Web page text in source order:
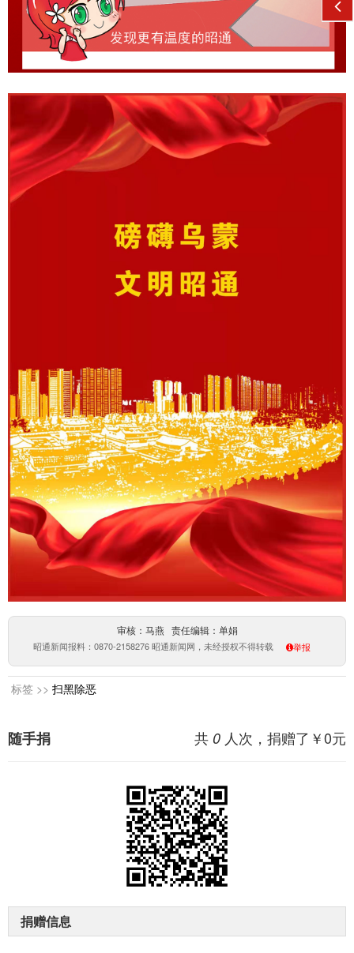
审核：马燕 责任编辑：单娟
昭通新闻报料：0870-2158276 昭通新闻网，未经授权不得转载 举报
标签 >> 扫黑除恶
共 0 人次，捐赠了￥0元
随手捐
捐赠信息